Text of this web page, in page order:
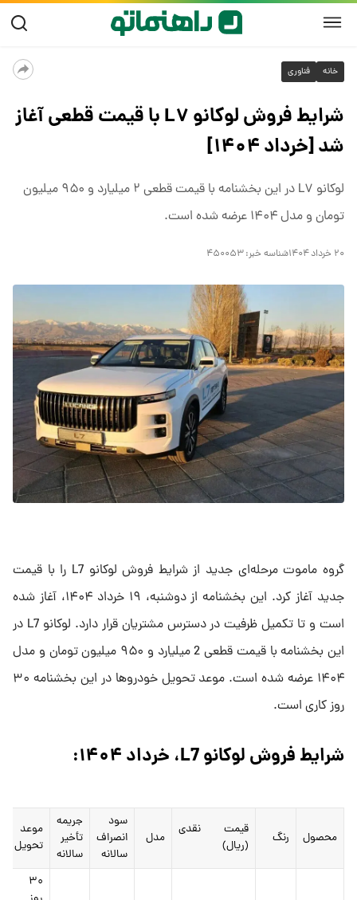
خانه فناوری
شرایط فروش لوکانو L۷ با قیمت قطعی آغاز
شد [خرداد ۱۴۰۴]
لوکانو L۷ در این بخشنامه با قیمت قطعی ۲ میلیارد و ۹۵۰ میلیون
تومان و مدل ۱۴۰۴ عرضه شده است.
۲۰ خرداد ۱۴۰۴ شناسه خبر:۴۵۰۰۵۳
گروه ماموت مرحله‌ای جدید از شرایط فروش لوکانو L7 را با قیمت
جدید آغاز کرد. این بخشنامه از دوشنبه، ۱۹ خرداد ۱۴۰۴، آغاز شده
است و تا تکمیل ظرفیت در دسترس مشتریان قرار دارد. لوکانو L7 در
این بخشنامه با قیمت قطعی 2 میلیارد و ۹۵۰ میلیون تومان و مدل
۱۴۰۴ عرضه شده است. موعد تحویل خودروها در این بخشنامه ۳۰
روز کاری است.
شرایط فروش لوکانو L7، خرداد ۱۴۰۴:
محصول رنگ
قیمت نقدی
(ریال)
مدل
سود
انصراف
سالانه
جریمه
تأخیر
سالانه
موعد
تحویل
۳۰